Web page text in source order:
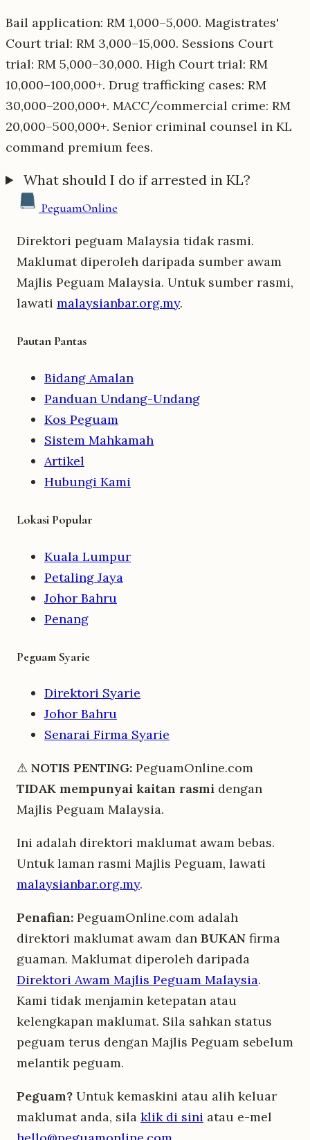
Bail application: RM 1,000–5,000. Magistrates'
Court trial: RM 3,000–15,000. Sessions Court
trial: RM 5,000–30,000. High Court trial: RM
10,000–100,000+. Drug trafficking cases: RM
30,000–200,000+. MACC/commercial crime: RM
20,000–500,000+. Senior criminal counsel in KL
command premium fees.
What should I do if arrested in KL?
PeguamOnline
Direktori peguam Malaysia tidak rasmi.
Maklumat diperoleh daripada sumber awam
Majlis Peguam Malaysia. Untuk sumber rasmi,
lawati malaysianbar.org.my.
Pautan Pantas
Bidang Amalan
Panduan Undang-Undang
Kos Peguam
Sistem Mahkamah
Artikel
Hubungi Kami
Lokasi Popular
Kuala Lumpur
Petaling Jaya
Johor Bahru
Penang
Peguam Syarie
Direktori Syarie
Johor Bahru
Senarai Firma Syarie
⚠ NOTIS PENTING: PeguamOnline.com
TIDAK mempunyai kaitan rasmi dengan
Majlis Peguam Malaysia.
Ini adalah direktori maklumat awam bebas.
Untuk laman rasmi Majlis Peguam, lawati
malaysianbar.org.my.
Penafian: PeguamOnline.com adalah
direktori maklumat awam dan BUKAN firma
guaman. Maklumat diperoleh daripada
Direktori Awam Majlis Peguam Malaysia.
Kami tidak menjamin ketepatan atau
kelengkapan maklumat. Sila sahkan status
peguam terus dengan Majlis Peguam sebelum
melantik peguam.
Peguam? Untuk kemaskini atau alih keluar
maklumat anda, sila klik di sini atau e-mel